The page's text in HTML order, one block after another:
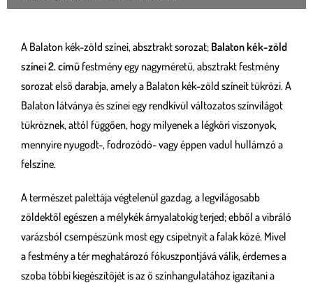
A Balaton kék-zöld színei, absztrakt sorozat; Balaton kék-zöld
színei 2. című festmény egy nagyméretű, absztrakt festmény
sorozat első darabja, amely a Balaton kék-zöld színeit tükrözi. A
Balaton látványa és színei egy rendkívül változatos színvilágot
tükröznek, attól függően, hogy milyenek a légköri viszonyok,
mennyire nyugodt-, fodrozódó- vagy éppen vadul hullámzó a
felszíne.
A természet palettája végtelenül gazdag, a legvilágosabb
zöldektől egészen a mélykék árnyalatokig terjed; ebből a vibráló
varázsból csempészünk most egy csipetnyit a falak közé. Mivel
a festmény a tér meghatározó fókuszpontjává válik, érdemes a
szoba többi kiegészítőjét is az ő színhangulatához igazítani a